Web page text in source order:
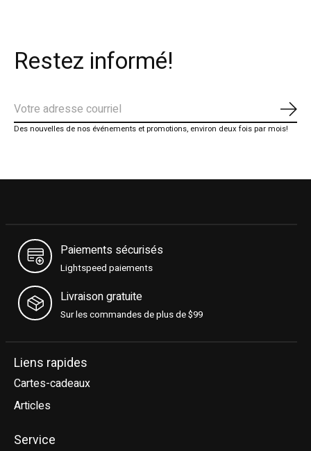
Restez informé!
Des nouvelles de nos événements et promotions, environ deux fois par mois!
Paiements sécurisés
Lightspeed paiements
Livraison gratuite
Sur les commandes de plus de $99
Liens rapides
Cartes-cadeaux
Articles
Service